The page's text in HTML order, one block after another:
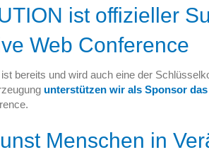
ist offizieller
Web Conference
bereits und wird auch eine der
unterstützen wir als Sponsor
Menschen in